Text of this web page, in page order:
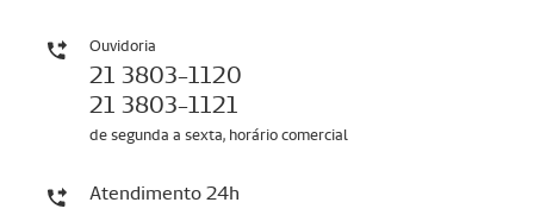
Ouvidoria
21 3803-1120
21 3803-1121
de segunda a sexta, horário comercial
Atendimento 24h